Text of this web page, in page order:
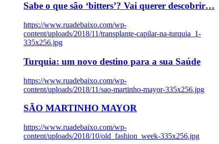
Sabe o que são ‘bitters’? Vai querer descobrir…
https://www.ruadebaixo.com/wp-
content/uploads/2018/11/transplante-capilar-na-turquia_1-
335x256.jpg
Turquia: um novo destino para a sua Saúde
https://www.ruadebaixo.com/wp-
content/uploads/2018/11/sao-martinho-mayor-335x256.jpg
SÃO MARTINHO MAYOR
https://www.ruadebaixo.com/wp-
content/uploads/2018/10/old_fashion_week-335x256.jpg